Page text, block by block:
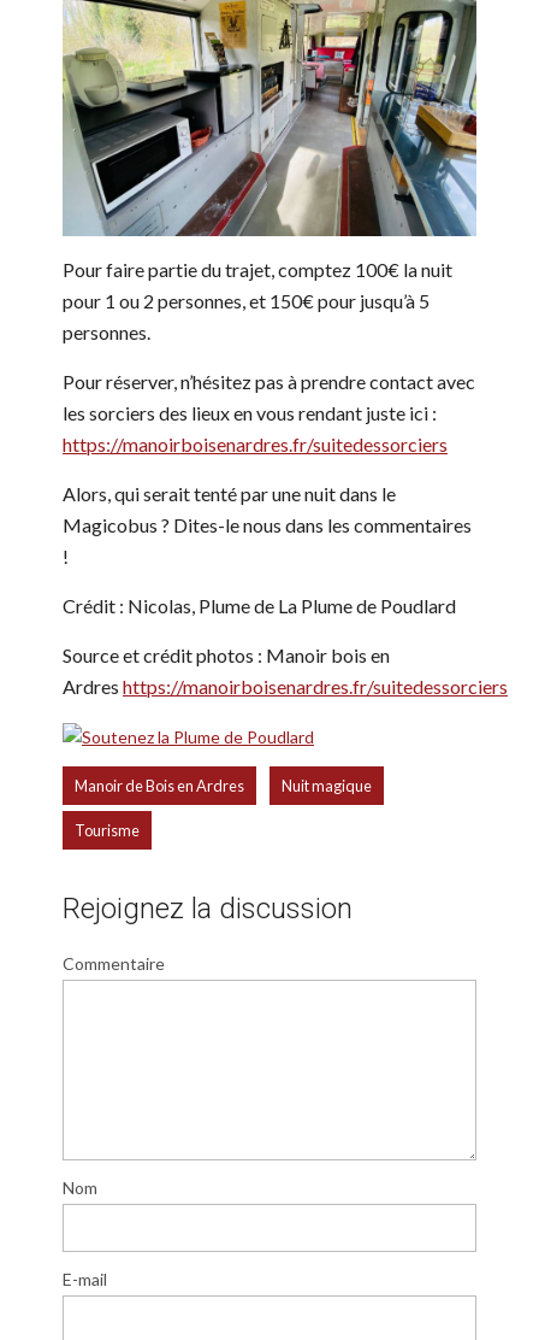
Pour faire partie du trajet, comptez 100€ la nuit
pour 1 ou 2 personnes, et 150€ pour jusqu’à 5
personnes.
Pour réserver, n’hésitez pas à prendre contact avec
les sorciers des lieux en vous rendant juste ici :
https://manoirboisenardres.fr/suitedessorciers
Alors, qui serait tenté par une nuit dans le
Magicobus ? Dites-le nous dans les commentaires
!
Crédit : Nicolas, Plume de La Plume de Poudlard
Source et crédit photos : Manoir bois en
Ardres https://manoirboisenardres.fr/suitedessorciers
Manoir de Bois en Ardres Nuit magique
Tourisme
Rejoignez la discussion
Commentaire
Nom
E-mail